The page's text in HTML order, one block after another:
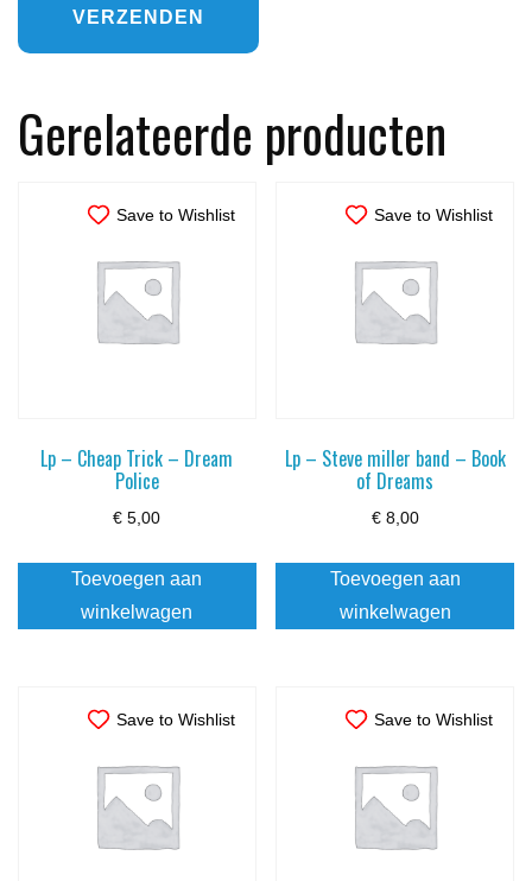
Gerelateerde producten
Save to Wishlist
Lp – Cheap Trick – Dream
Police
€ 5,00
Toevoegen aan
winkelwagen
Save to Wishlist
Lp – Steve miller band – Book
of Dreams
€8,00
Toevoegen aan
winkelwagen
Save to Wishlist Save to Wishlist